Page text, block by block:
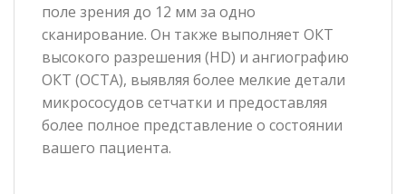
поле зрения до 12 мм за одно
сканирование. Он также выполняет ОКТ
высокого разрешения (HD) и ангиографию
ОКТ (OCTA), выявляя более мелкие детали
микрососудов сетчатки и предоставляя
более полное представление о состоянии
вашего пациента.